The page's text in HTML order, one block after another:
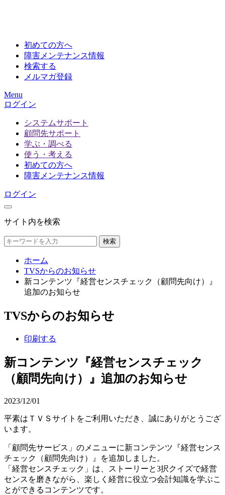
初めての方へ
障害メンテナンス情報
検索する
メルマガ登録
Menu
ログイン
システムサポート
顧問先サポート
学ぶ・調べる
使う・考える
初めての方へ
障害メンテナンス情報
ログイン
サイト内を検索
検索
ホーム
TVSからのお知らせ
新コンテンツ『経営センスチェック（顧問先向け）』
追加のお知らせ
TVSからのお知らせ
印刷する
新コンテンツ『経営センスチェック
（顧問先向け）』追加のお知らせ
2023/12/01
平素はＴＶＳサイトをご利用いただき、誠にありがとうござ
います。
「顧問先サービス」のメニューに新コンテンツ『経営センス
チェック（顧問先向け）』を追加しました。
「経営センスチェック」は、ストーリーと3択クイズで経営
センスを磨きながら、楽しく経営に役立つ会計知識を学ぶこ
とができるコンテンツです。